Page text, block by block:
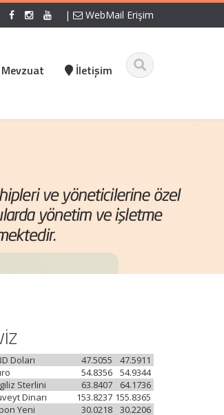
| WebMail Erişim
İletişim
Doları 47.5911
47.5055
54.9344
54.8356
Sterlini
64.1736
63.8407
Dinarı
155.8365
153.8237
Yeni
30.2206
30.0218